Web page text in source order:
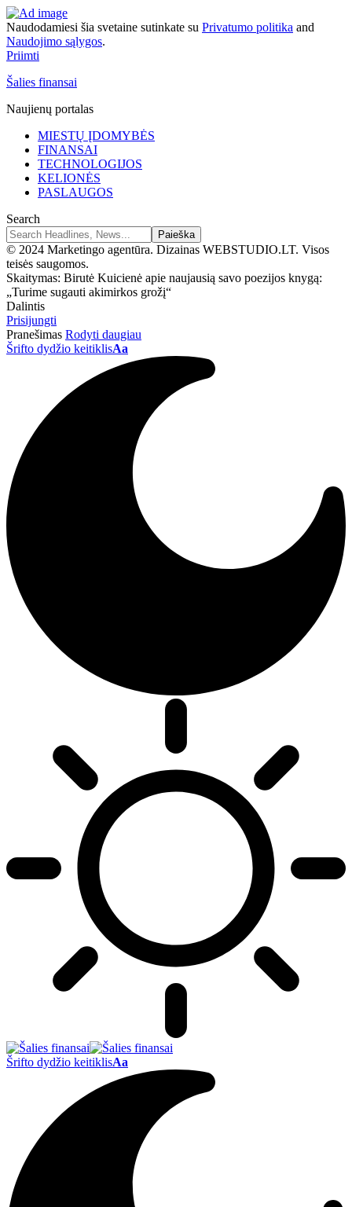
Naudodamiesi šia svetaine sutinkate su Privatumo politika and
Naudojimo sąlygos.
Priimti
Šalies finansai
Naujienų portalas
MIESTŲ ĮDOMYBĖS
FINANSAI
TECHNOLOGIJOS
KELIONĖS
PASLAUGOS
Search
© 2024 Marketingo agentūra. Dizainas WEBSTUDIO.LT. Visos
teisės saugomos.
Skaitymas: Birutė Kuicienė apie naujausią savo poezijos knygą:
„Turime sugauti akimirkos grožį“
Dalintis
Prisijungti
Pranešimas Rodyti daugiau
Šrifto dydžio keitiklisAa
Šrifto dydžio keitiklisAa